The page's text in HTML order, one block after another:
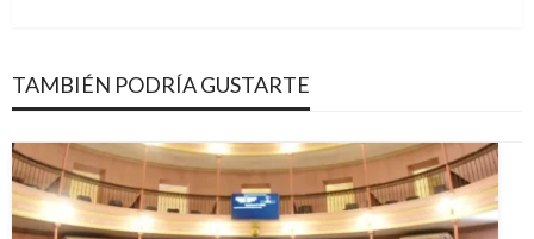
TAMBIÉN PODRÍA GUSTARTE